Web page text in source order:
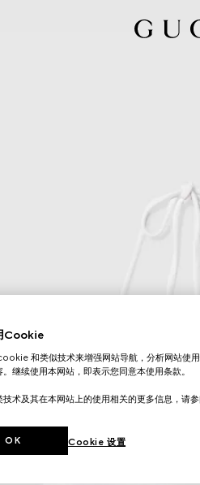
Cookie
和类似技术来增强网站导航，分析网站使
继续使用本网站，即表示您同意本使用条款。
技术及其在本网站上的使用相关的更多信息，请
Cookie 设置
OK